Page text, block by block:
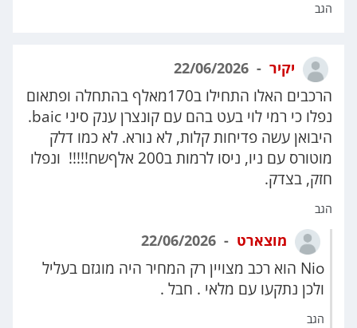
הגב
יקיר
הרכבים האלו התחילו ב170מאלף בהתחלה ופתאום
נפלו כי רמי לוי בעט בהם עם קונצרן ענק סיני baic.
היבואן עשה פדיחות קלות, לא נורא. לא כמו דלק
מוטורס עם ניו, ניסו לרמות ב200 אלףשח!!!!! ונפלו
חזק, בצדק.
הגב
מוצארט
Nio הוא רכב מצויין רק המחיר היה מוגזם בעליל
ולכן נתקעו עם מלאי . חבל .
הגב